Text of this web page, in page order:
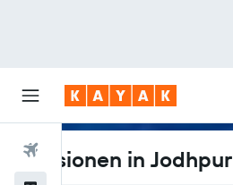
Flüge
Pensionen in Jodhpur